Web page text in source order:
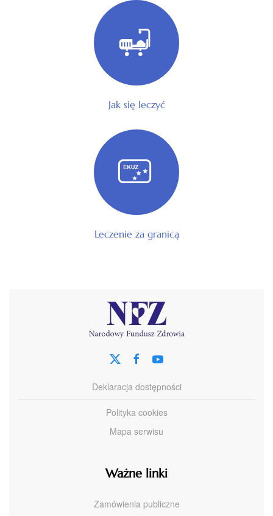
Jak się leczyć
Leczenie za granicą
Deklaracja dostępności
Polityka cookies
Mapa serwisu
Ważne linki
Zamówienia publiczne